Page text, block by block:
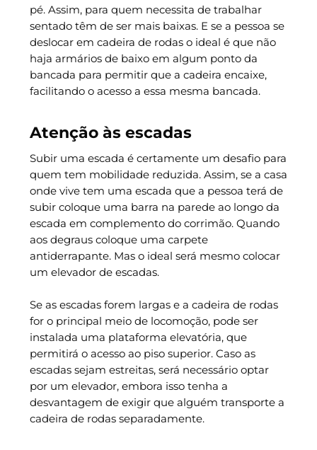
pé. Assim, para quem necessita de trabalhar
sentado têm de ser mais baixas. E se a pessoa se
deslocar em cadeira de rodas o ideal é que não
haja armários de baixo em algum ponto da
bancada para permitir que a cadeira encaixe,
facilitando o acesso a essa mesma bancada.
Atenção às escadas
Subir uma escada é certamente um desafio para
quem tem mobilidade reduzida. Assim, se a casa
onde vive tem uma escada que a pessoa terá de
subir coloque uma barra na parede ao longo da
escada em complemento do corrimão. Quando
aos degraus coloque uma carpete
antiderrapante. Mas o ideal será mesmo colocar
um elevador de escadas.
Se as escadas forem largas e a cadeira de rodas
for o principal meio de locomoção, pode ser
instalada uma plataforma elevatória, que
permitirá o acesso ao piso superior. Caso as
escadas sejam estreitas, será necessário optar
por um elevador, embora isso tenha a
desvantagem de exigir que alguém transporte a
cadeira de rodas separadamente.